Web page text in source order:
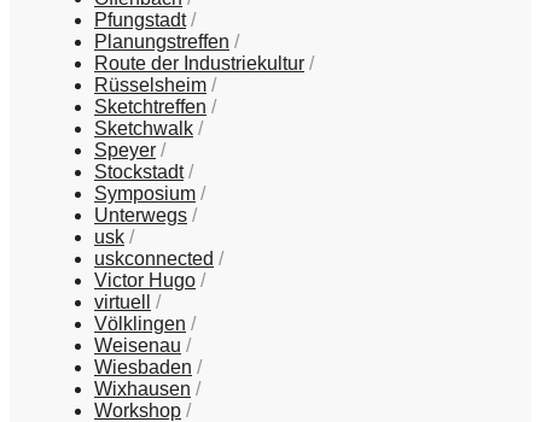
Pfungstadt
Planungstreffen
Route der Industriekultur
Rüsselsheim
Sketchtreffen
Sketchwalk
Speyer
Stockstadt
Symposium
Unterwegs
usk
uskconnected
Victor Hugo
virtuell
Völklingen
Weisenau
Wiesbaden
Wixhausen
Workshop